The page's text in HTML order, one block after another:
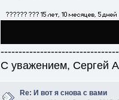
С уважением, Сергей
Re: И вот я снова с вами